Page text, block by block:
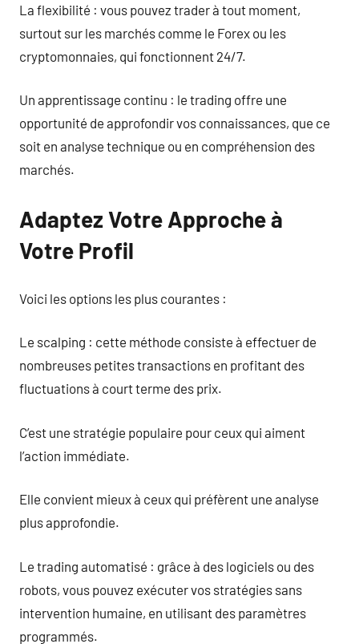
La flexibilité : vous pouvez trader à tout moment,
surtout sur les marchés comme le Forex ou les
cryptomonnaies, qui fonctionnent 24/7.
Un apprentissage continu : le trading offre une
opportunité de approfondir vos connaissances, que ce
soit en analyse technique ou en compréhension des
marchés.
Adaptez Votre Approche à
Votre Profil
Voici les options les plus courantes :
Le scalping : cette méthode consiste à effectuer de
nombreuses petites transactions en profitant des
fluctuations à court terme des prix.
C’est une stratégie populaire pour ceux qui aiment
l’action immédiate.
Elle convient mieux à ceux qui préfèrent une analyse
plus approfondie.
Le trading automatisé : grâce à des logiciels ou des
robots, vous pouvez exécuter vos stratégies sans
intervention humaine, en utilisant des paramètres
programmés.